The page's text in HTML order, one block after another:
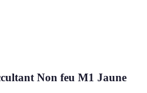
Non feu M1 Jaune